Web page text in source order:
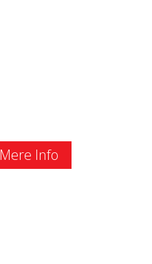
Mere Info